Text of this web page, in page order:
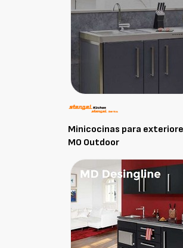
Minicocinas para
MO Outdoor